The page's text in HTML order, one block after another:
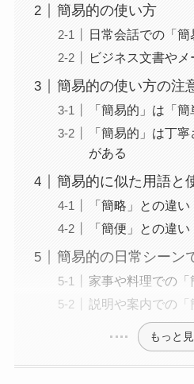
簡易的の使い方
日常会話での「簡
ビジネス文書やメ
簡易的の使い方の注
「簡易的」は「
「簡易的」は丁
がある
簡易的に似た用語と
「簡略」との違い
「簡便」との違い
簡易的の日常シーン
家事や料理での「
説明や案内での「
もっと